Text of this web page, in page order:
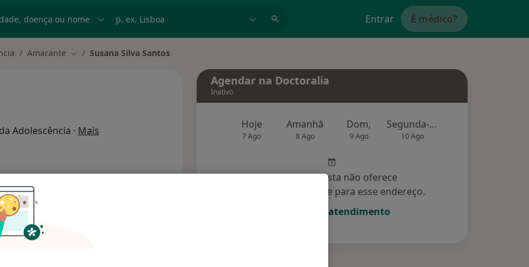
Entrar É médico?
Amarante Mudar de cidade
Susana Silva Santos
Adolescência · Mais
Solicite um atendimento
Consultórios
Agendar na Doctoralia
Inativo
Hoje
7 Ago
Amanhã
8 Ago
Dom,
9 Ago
Segunda-feira
10 Ago
Esse especialista não oferece
agendamento online para esse endereço.
Solicite um atendimento